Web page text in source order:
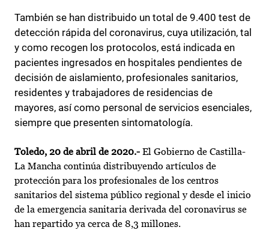
También se han distribuido un total de 9.400 test de
detección rápida del coronavirus, cuya utilización, tal
y como recogen los protocolos, está indicada en
pacientes ingresados en hospitales pendientes de
decisión de aislamiento, profesionales sanitarios,
residentes y trabajadores de residencias de
mayores, así como personal de servicios esenciales,
siempre que presenten sintomatología.
Toledo, 20 de abril de 2020.- El Gobierno de Castilla-
La Mancha continúa distribuyendo artículos de
protección para los profesionales de los centros
sanitarios del sistema público regional y desde el inicio
de la emergencia sanitaria derivada del coronavirus se
han repartido ya cerca de 8,3 millones.